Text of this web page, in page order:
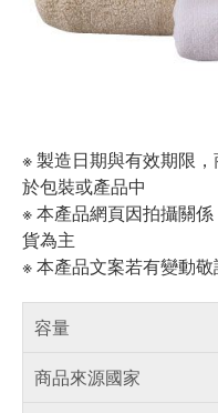
※ 製造日期與有效期限
於包裝或產品中
※ 本產品網頁因拍攝關
貨為主
※ 本產品文案若有變動
容量
商品來源國家